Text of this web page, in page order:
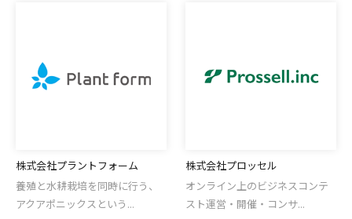
株式会社プラントフォーム
養殖と水耕栽培を同時に行う、
アクアポニックスという...
株式会社プロッセル
オンライン上のビジネスコンテ
スト運営・開催・コンサ...